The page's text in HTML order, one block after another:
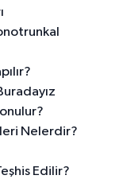
Nelerdir?
Edilir?